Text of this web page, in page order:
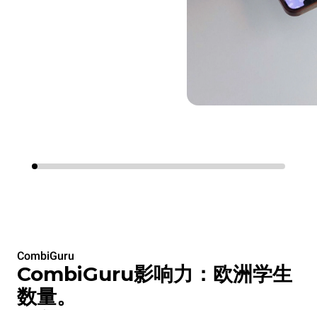
CombiGuru
CombiGuru影响力：欧洲学生
数量。